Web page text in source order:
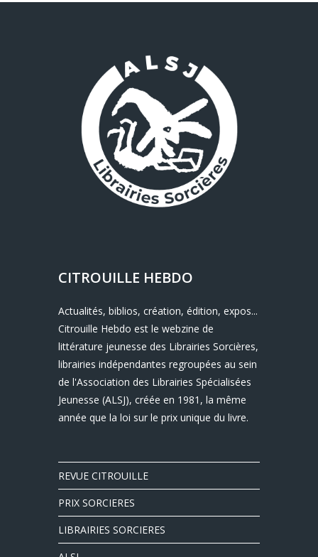
CITROUILLE HEBDO
Actualités, biblios, création, édition, expos...
Citrouille Hebdo est le webzine de
littérature jeunesse des Librairies Sorcières,
librairies indépendantes regroupées au sein
de l'Association des Librairies Spécialisées
Jeunesse (ALSJ), créée en 1981, la même
année que la loi sur le prix unique du livre.
REVUE CITROUILLE
PRIX SORCIERES
LIBRAIRIES SORCIERES